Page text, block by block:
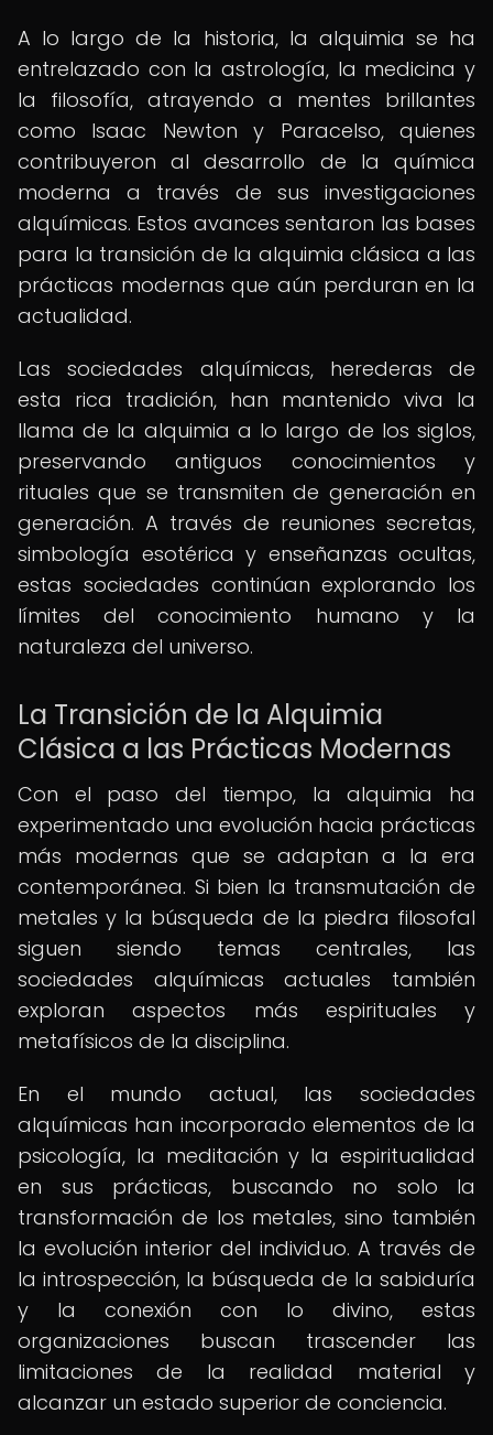
A lo largo de la historia, la alquimia se ha
entrelazado con la astrología, la medicina y
la filosofía, atrayendo a mentes brillantes
como Isaac Newton y Paracelso, quienes
contribuyeron al desarrollo de la química
moderna a través de sus investigaciones
alquímicas. Estos avances sentaron las bases
para la transición de la alquimia clásica a las
prácticas modernas que aún perduran en la
actualidad.
Las sociedades alquímicas, herederas de
esta rica tradición, han mantenido viva la
llama de la alquimia a lo largo de los siglos,
preservando antiguos conocimientos y
rituales que se transmiten de generación en
generación. A través de reuniones secretas,
simbología esotérica y enseñanzas ocultas,
estas sociedades continúan explorando los
límites del conocimiento humano y la
naturaleza del universo.
La Transición de la Alquimia
Clásica a las Prácticas Modernas
Con el paso del tiempo, la alquimia ha
experimentado una evolución hacia prácticas
más modernas que se adaptan a la era
contemporánea. Si bien la transmutación de
metales y la búsqueda de la piedra filosofal
siguen siendo temas centrales, las
sociedades alquímicas actuales también
exploran aspectos más espirituales y
metafísicos de la disciplina.
En el mundo actual, las sociedades
alquímicas han incorporado elementos de la
psicología, la meditación y la espiritualidad
en sus prácticas, buscando no solo la
transformación de los metales, sino también
la evolución interior del individuo. A través de
la introspección, la búsqueda de la sabiduría
y la conexión con lo divino, estas
organizaciones buscan trascender las
limitaciones de la realidad material y
alcanzar un estado superior de conciencia.